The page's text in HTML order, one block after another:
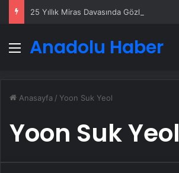
Menü
Anadolu Haber
Anasayfa / Yoon Suk Yeol
Yoon Suk Yeol